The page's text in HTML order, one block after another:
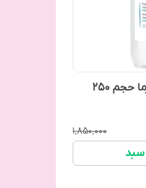
میسلارواتر آبرسان بایودرما حجم 250
۱٬۸۵۰٬۰۰۰
سبد